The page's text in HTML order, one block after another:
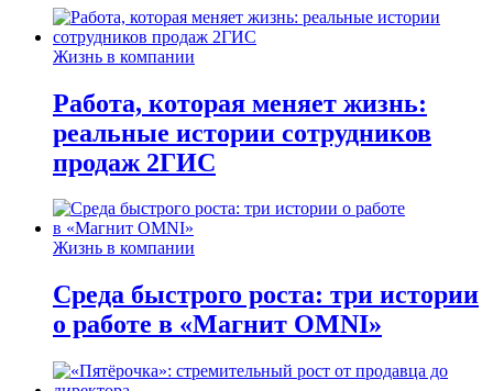
Жизнь в компании
Работа, которая меняет жизнь:
реальные истории сотрудников
продаж 2ГИС
Жизнь в компании
Среда быстрого роста: три истории
о работе в «Магнит OMNI»